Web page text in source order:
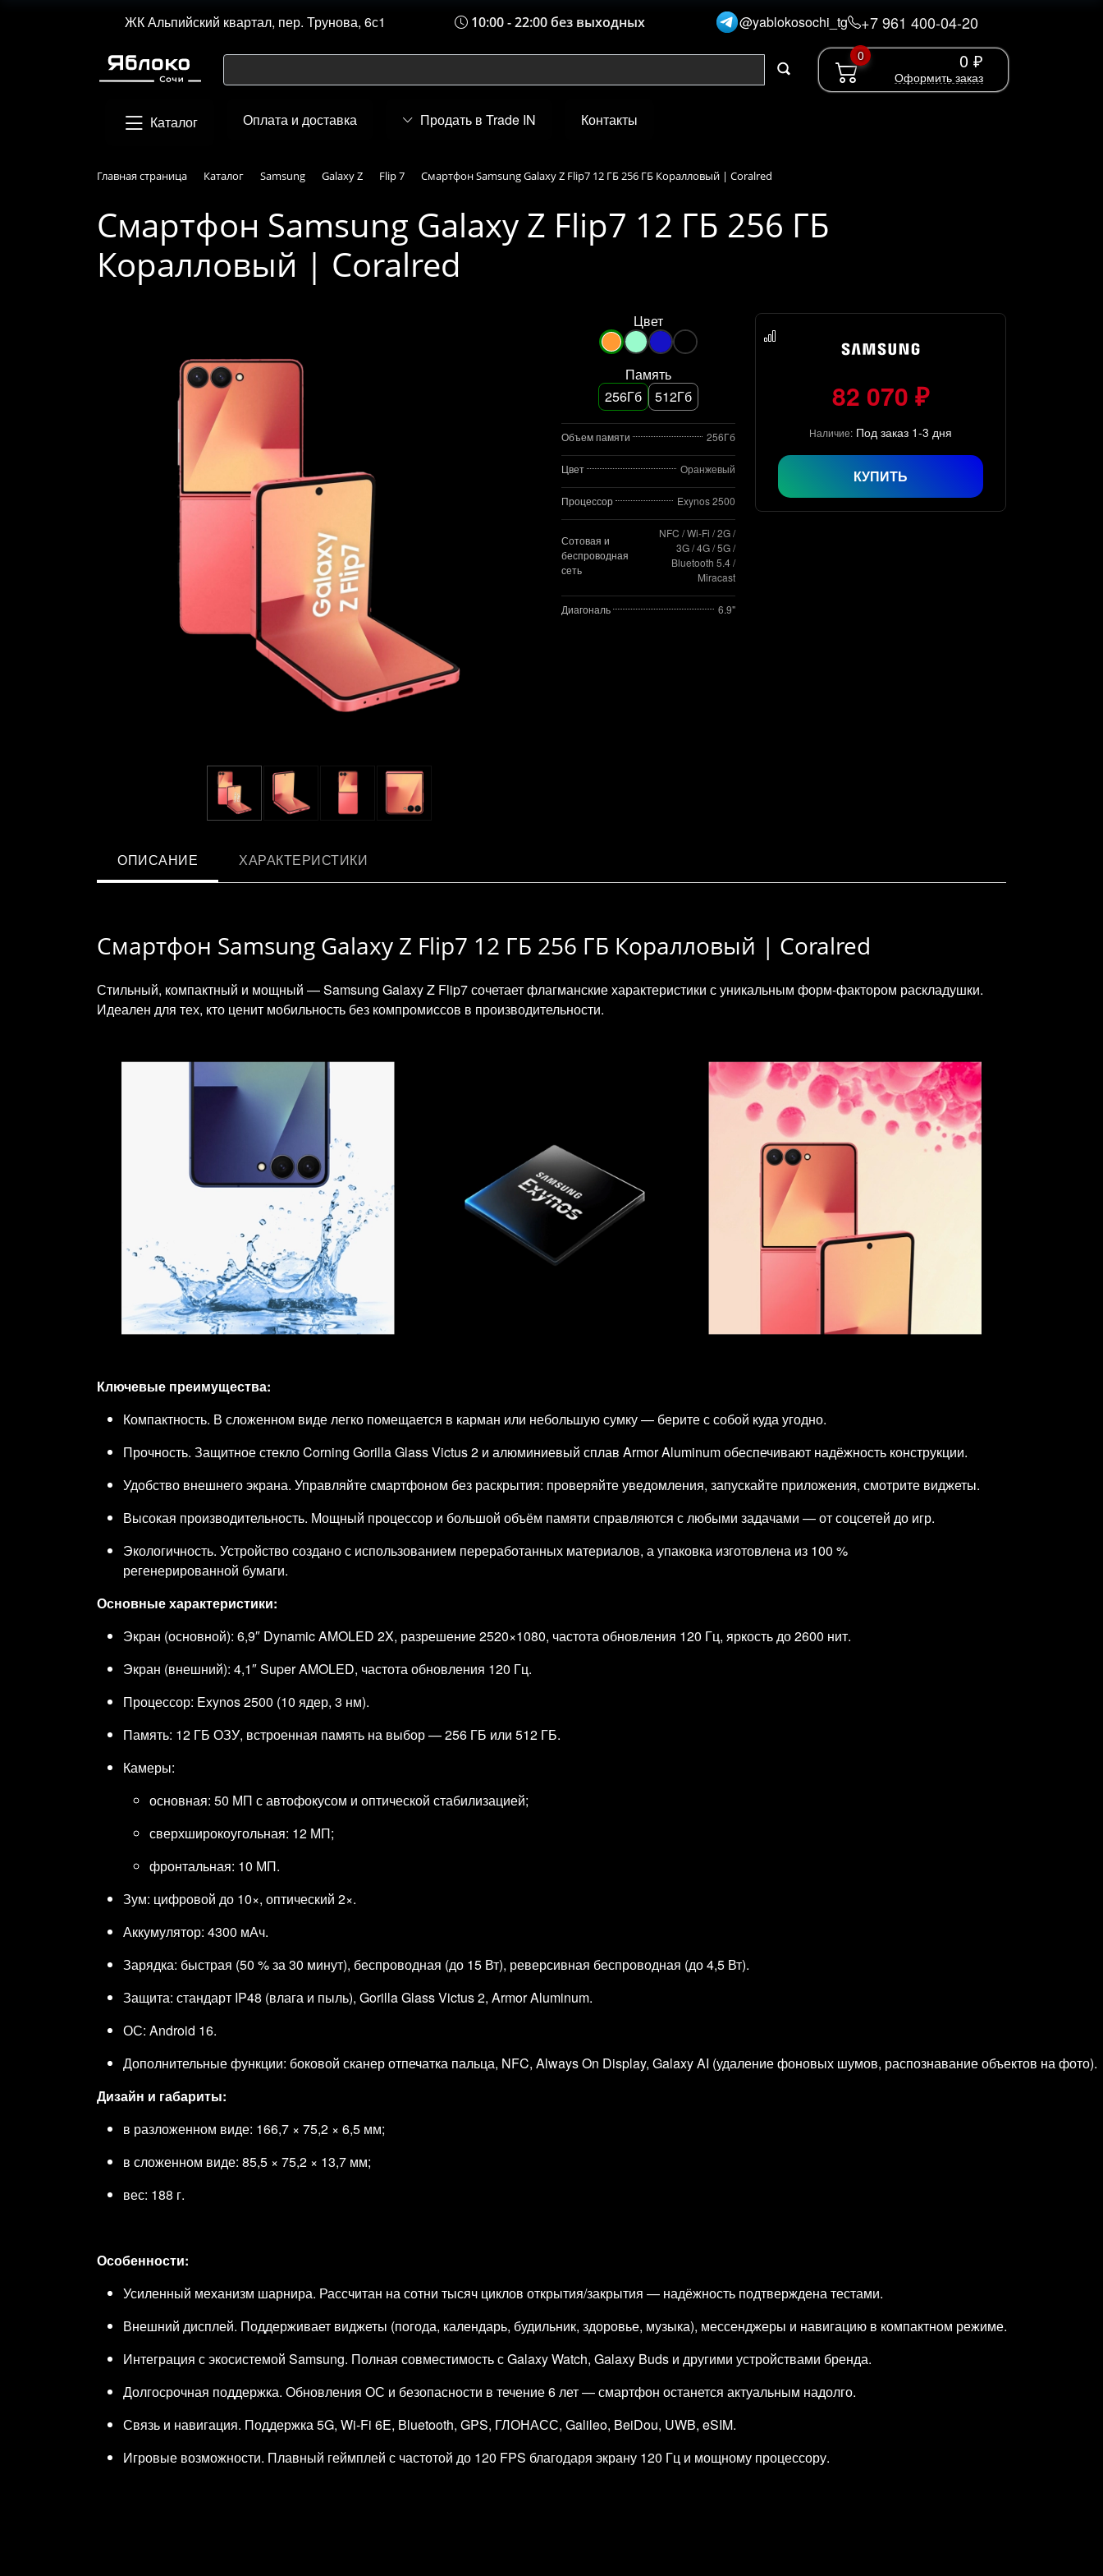
ЖК Альпийский квартал, пер. Трунова, 6с1 10:00 - 22:00 без выходных @yablokosochi_tg +7 961 400-04-20
0 0 ₽
Оформить заказ
Каталог Оплата и доставка Продать в Trade IN Контакты
Главная страница Каталог Samsung Galaxy Z Flip 7 Смартфон Samsung Galaxy Z Flip7 12 ГБ 256 ГБ Коралловый | Coralred
Смартфон Samsung Galaxy Z Flip7 12 ГБ 256 ГБ
Коралловый | Coralred
Цвет
Память
256Гб
512Гб
Объем памяти 256Гб
Цвет Оранжевый
Процессор Exynos 2500
Сотовая и
беспроводная
сеть
NFC / Wi-Fi / 2G /
3G / 4G / 5G /
Bluetooth 5.4 /
Miracast
Диагональ 6.9"
82 070 ₽
Наличие: Под заказ 1-3 дня
КУПИТЬ
ОПИСАНИЕ ХАРАКТЕРИСТИКИ
Смартфон Samsung Galaxy Z Flip7 12 ГБ 256 ГБ Коралловый | Coralred
Стильный, компактный и мощный — Samsung Galaxy Z Flip7 сочетает флагманские характеристики с уникальным форм‑фактором раскладушки.
Идеален для тех, кто ценит мобильность без компромиссов в производительности.
Ключевые преимущества:
Компактность. В сложенном виде легко помещается в карман или небольшую сумку — берите с собой куда угодно.
Прочность. Защитное стекло Corning Gorilla Glass Victus 2 и алюминиевый сплав Armor Aluminum обеспечивают надёжность конструкции.
Удобство внешнего экрана. Управляйте смартфоном без раскрытия: проверяйте уведомления, запускайте приложения, смотрите виджеты.
Высокая производительность. Мощный процессор и большой объём памяти справляются с любыми задачами — от соцсетей до игр.
Экологичность. Устройство создано с использованием переработанных материалов, а упаковка изготовлена из 100 %
регенерированной бумаги.
Основные характеристики:
Экран (основной): 6,9″ Dynamic AMOLED 2X, разрешение 2520×1080, частота обновления 120 Гц, яркость до 2600 нит.
Экран (внешний): 4,1″ Super AMOLED, частота обновления 120 Гц.
Процессор: Exynos 2500 (10 ядер, 3 нм).
Память: 12 ГБ ОЗУ, встроенная память на выбор — 256 ГБ или 512 ГБ.
Камеры:
основная: 50 МП с автофокусом и оптической стабилизацией;
сверхширокоугольная: 12 МП;
фронтальная: 10 МП.
Зум: цифровой до 10×, оптический 2×.
Аккумулятор: 4300 мАч.
Зарядка: быстрая (50 % за 30 минут), беспроводная (до 15 Вт), реверсивная беспроводная (до 4,5 Вт).
Защита: стандарт IP48 (влага и пыль), Gorilla Glass Victus 2, Armor Aluminum.
ОС: Android 16.
Дополнительные функции: боковой сканер отпечатка пальца, NFC, Always On Display, Galaxy AI (удаление фоновых шумов, распознавание объектов на фото).
Дизайн и габариты:
в разложенном виде: 166,7 × 75,2 × 6,5 мм;
в сложенном виде: 85,5 × 75,2 × 13,7 мм;
вес: 188 г.
Особенности:
Усиленный механизм шарнира. Рассчитан на сотни тысяч циклов открытия/закрытия — надёжность подтверждена тестами.
Внешний дисплей. Поддерживает виджеты (погода, календарь, будильник, здоровье, музыка), мессенджеры и навигацию в компактном режиме.
Интеграция с экосистемой Samsung. Полная совместимость с Galaxy Watch, Galaxy Buds и другими устройствами бренда.
Долгосрочная поддержка. Обновления ОС и безопасности в течение 6 лет — смартфон останется актуальным надолго.
Связь и навигация. Поддержка 5G, Wi‑Fi 6E, Bluetooth, GPS, ГЛОНАСС, Galileo, BeiDou, UWB, eSIM.
Игровые возможности. Плавный геймплей с частотой до 120 FPS благодаря экрану 120 Гц и мощному процессору.